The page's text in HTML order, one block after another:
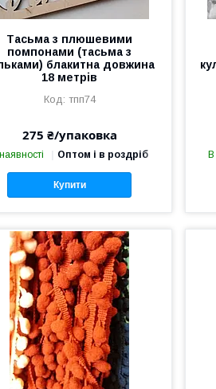
Тасьма з плюшевими
помпонами (тасьма з
блакитна довжина
18 метрів
тпп74
275 ₴/упаковка
Оптом і в роздріб
Купити
В